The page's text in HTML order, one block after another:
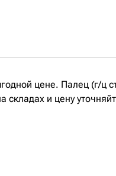
цене. Палец (г/ц
и цену